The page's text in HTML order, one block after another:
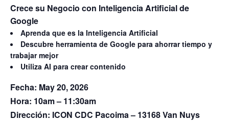
Crece su Negocio con Inteligencia Artificial de
Google
Aprenda que es la Inteligencia Artificial
Descubre herramienta de Google para ahorrar tiempo y
trabajar mejor
Utiliza AI para crear contenido
Fecha: May 20, 2026
Hora: 10am – 11:30am
Dirección: ICON CDC Pacoima – 13168 Van Nuys